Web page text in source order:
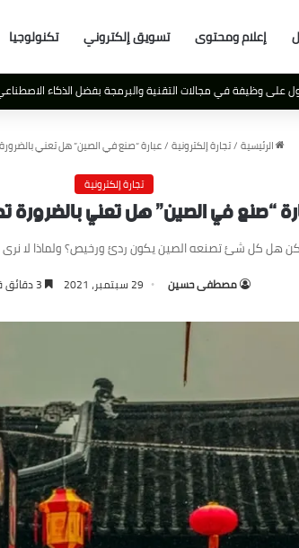
إعلام ومحتوى تسويق إلكتروني تكنولوجيا
الرئيسية /تجارة إلكترونية /عبارة “صنع في الصين” هل تعني
تجارة إلكترونية
“صنع في الصين” هل تعني بالضرورة
كل شئ تصنعه الصين يكون ردئ ورخيص؟ ولماذا لا نرى في
مصطفى حسين 29 سبتمبر، 2021